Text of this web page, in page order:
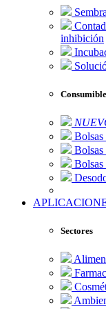
inhibición
Bolsas
Sectores